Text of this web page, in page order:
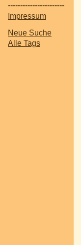
-----------------------
Impressum
Neue Suche
Alle Tags